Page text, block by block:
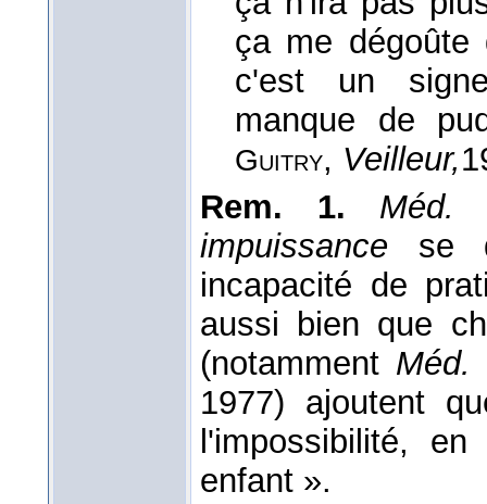
ça me
c'est un
manque de
Guitry, Veilleur,
Rem. 1.
impuissance se
incapacité de
aussi bien que
(notamment
1977) ajoutent
l'impossibilité,
enfant ».